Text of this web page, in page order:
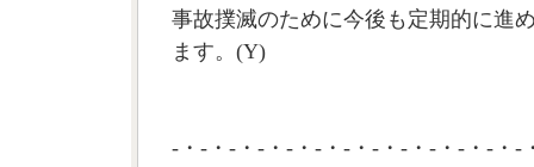
事故撲滅のために今後も定期的に進
ます。(Y)
-・-・-・-・-・-・-・-・-・-・-・-・-